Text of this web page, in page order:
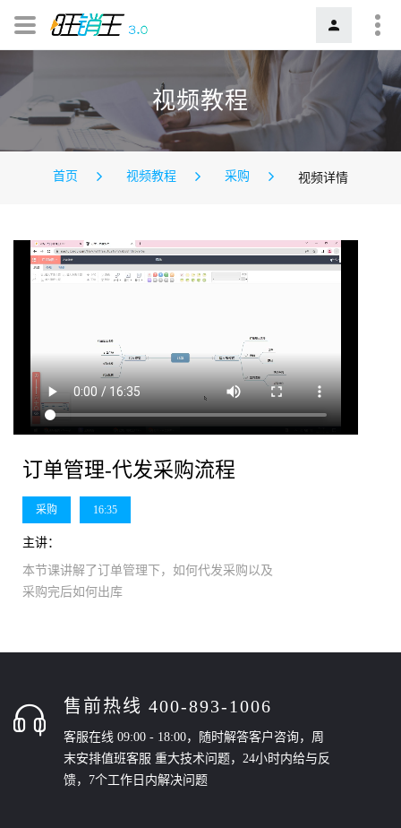
视频教程
首页 视频教程 采购 视频详情
订单管理-代发采购流程
采购 16:35
主讲：
本节课讲解了订单管理下，如何代发采购以及
采购完后如何出库
售前热线 400-893-1006
客服在线 09:00 - 18:00，随时解答客户咨询，周
末安排值班客服 重大技术问题，24小时内给与反
馈，7个工作日内解决问题